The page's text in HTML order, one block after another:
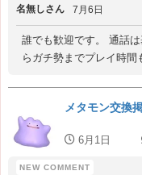
名無しさん 7月6日
誰でも歓迎です。 通話
らガチ勢までプレイ時
メタモン交換
6月1日